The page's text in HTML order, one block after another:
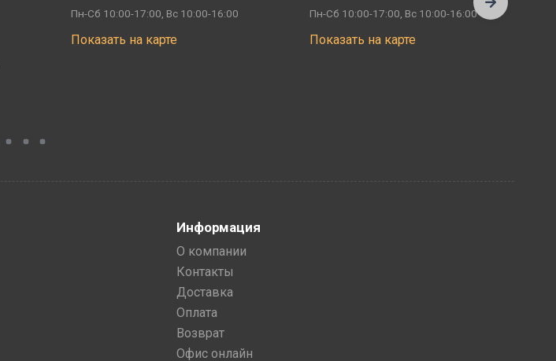
Пн-Сб 10:00-17:00, Вс 10:00-16:00
Показать на карте
Пн-Сб 10:00-17:00, Вс 10:00-16:00
Показать на карте
Информация
О компании
Контакты
Доставка
Оплата
Возврат
Офис онлайн